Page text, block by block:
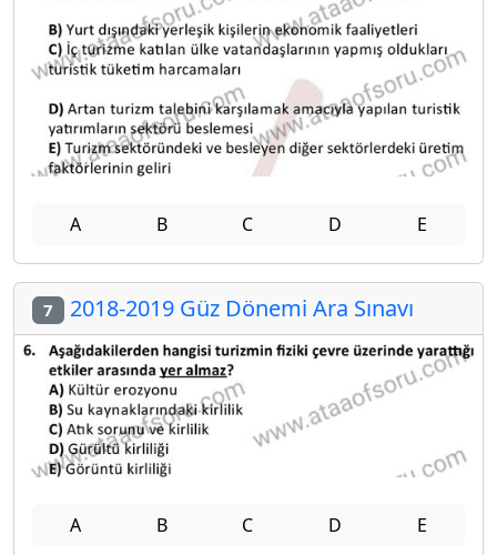
A B C D E
7 2018-2019 Güz Dönemi Ara Sınavı
A B C D E